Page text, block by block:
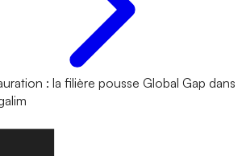
: la filière pousse Global Gap dans